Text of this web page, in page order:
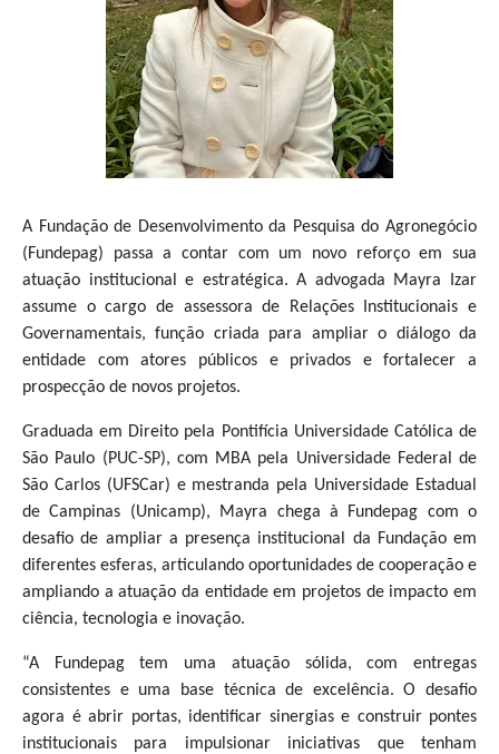
A Fundação de Desenvolvimento da Pesquisa do Agronegócio
(Fundepag) passa a contar com um novo reforço em sua
atuação institucional e estratégica. A advogada Mayra Izar
assume o cargo de assessora de Relações Institucionais e
Governamentais, função criada para ampliar o diálogo da
entidade com atores públicos e privados e fortalecer a
prospecção de novos projetos.
Graduada em Direito pela Pontifícia Universidade Católica de
São Paulo (PUC-SP), com MBA pela Universidade Federal de
São Carlos (UFSCar) e mestranda pela Universidade Estadual
de Campinas (Unicamp), Mayra chega à Fundepag com o
desafio de ampliar a presença institucional da Fundação em
diferentes esferas, articulando oportunidades de cooperação e
ampliando a atuação da entidade em projetos de impacto em
ciência, tecnologia e inovação.
“A Fundepag tem uma atuação sólida, com entregas
consistentes e uma base técnica de excelência. O desafio
agora é abrir portas, identificar sinergias e construir pontes
institucionais para impulsionar iniciativas que tenham